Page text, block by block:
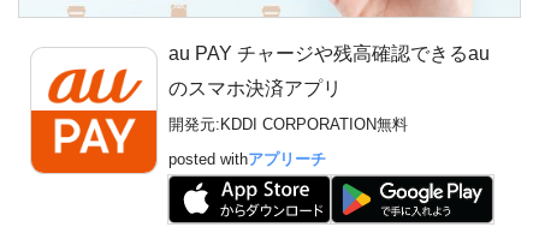
au PAY チャージや残高確認できるau
のスマホ決済アプリ
開発元: KDDI CORPORATION無料
posted withアプリーチ